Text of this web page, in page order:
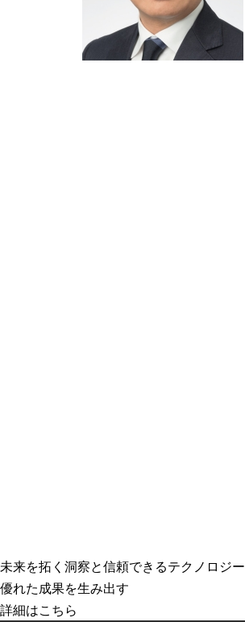
未来を拓く洞察と信頼できるテクノロジー
優れた成果を生み出す
詳細はこちら